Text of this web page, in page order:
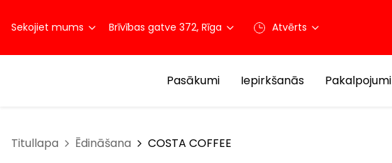
Sekojiet mums Brīvības gatve 372, Rīga Atvērts
Pasākumi Iepirkšanās Pakalpojumi
Titullapa Ēdināšana COSTA COFFEE